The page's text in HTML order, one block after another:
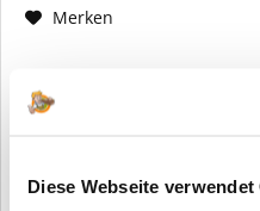
Diese Webseite verwendet
Merken
Fragen zum Artikel?
Info:
Dieser